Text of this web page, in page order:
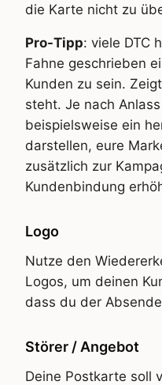
die Karte nicht zu
Pro-Tipp: viele DTC
Fahne geschrieben
Kunden zu sein.
steht. Je nach
beispielsweise ein
darstellen, eure
zusätzlich zur
Kundenbindung
Logo
Nutze den
Logos, um deinen
dass du der
Störer / Angebot
Deine Postkarte soll